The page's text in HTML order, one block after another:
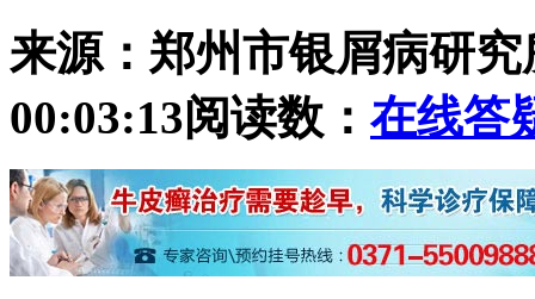
来源：郑州市银屑病研究
00:03:13阅读数： 在线答